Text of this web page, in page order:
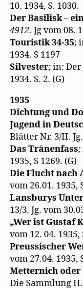
10. 1934, S. 1030.
Der Basilisk –
4912. Jg vom 08.
Touristik 34-35;
1934. S 1197
Silvester;in: Der
1934. S. 2. (G)
1935
Dichtung und
Jugend in
Blätter Nr. 3/II.
Das Tränenfass;
1935, S 1269. (G)
Die Flucht nach
vom 26.01. 1935,
Lansburys
13/3. Jg. vom
„Wer ist Gustaf
vom 12. 04. 1935,
Preussischer
vom 27.04. 1935,
Metternich
Die Sammlung H.